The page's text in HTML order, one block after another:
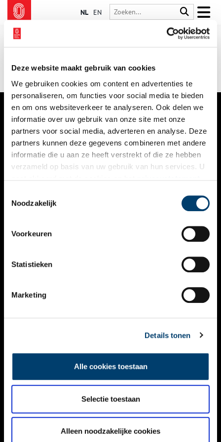
Deze website maakt gebruik van cookies
We gebruiken cookies om content en advertenties te
personaliseren, om functies voor social media te bieden
en om ons websiteverkeer te analyseren. Ook delen we
informatie over uw gebruik van onze site met onze
partners voor social media, adverteren en analyse. Deze
partners kunnen deze gegevens combineren met andere
informatie die u aan ze heeft verstrekt of die ze hebben
verzameld op basis van uw gebruik van hun services. U
Noodzakelijk
Voorkeuren
Statistieken
Marketing
Details tonen
Alle cookies toestaan
Selectie toestaan
Alleen noodzakelijke cookies
NL EN
VERHALEN
NIEUWS
KALENDER
ACTIVITEITEN
NIEUWSBRIEF
DISCLAIMER
TOEGANKELIJKHEID
Volg ONH op social media